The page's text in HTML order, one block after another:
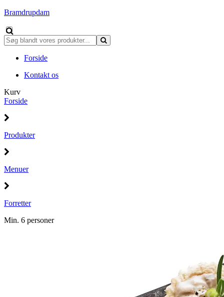
Bramdrupdam
Forside
Kontakt os
Kurv
Forside
Produkter
Menuer
Forretter
Min. 6 personer